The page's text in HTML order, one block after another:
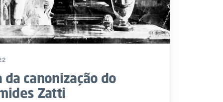
canonização do
Zatti